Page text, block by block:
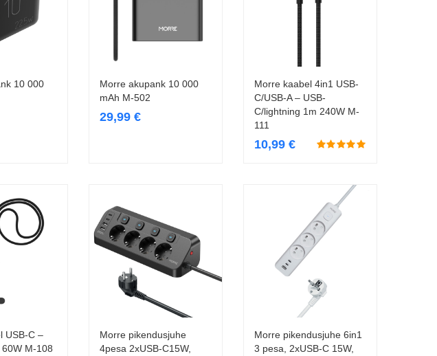
korvi
10 000
Lisa korvi
Morre akupank 10 000
mAh M-502
29,99 €
Lisa korvi
Morre kaabel 4in1 USB-
C/USB-A – USB-
C/lightning 1m 240W M-
111
10,99 €
korvi
USB-C –
M-108
Lisa korvi
Morre pikendusjuhe
4pesa 2xUSB-C15W,
Lisa korvi
Morre pikendusjuhe 6in1
3 pesa, 2xUSB-C 15W,